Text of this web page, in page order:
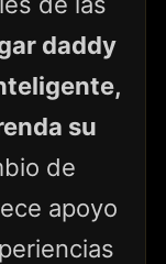
daddy
su
de
apoyo